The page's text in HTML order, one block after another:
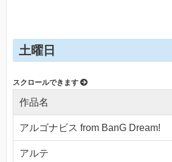
土曜日
作品名
アルゴナビス from BanG Dream!
アルテ